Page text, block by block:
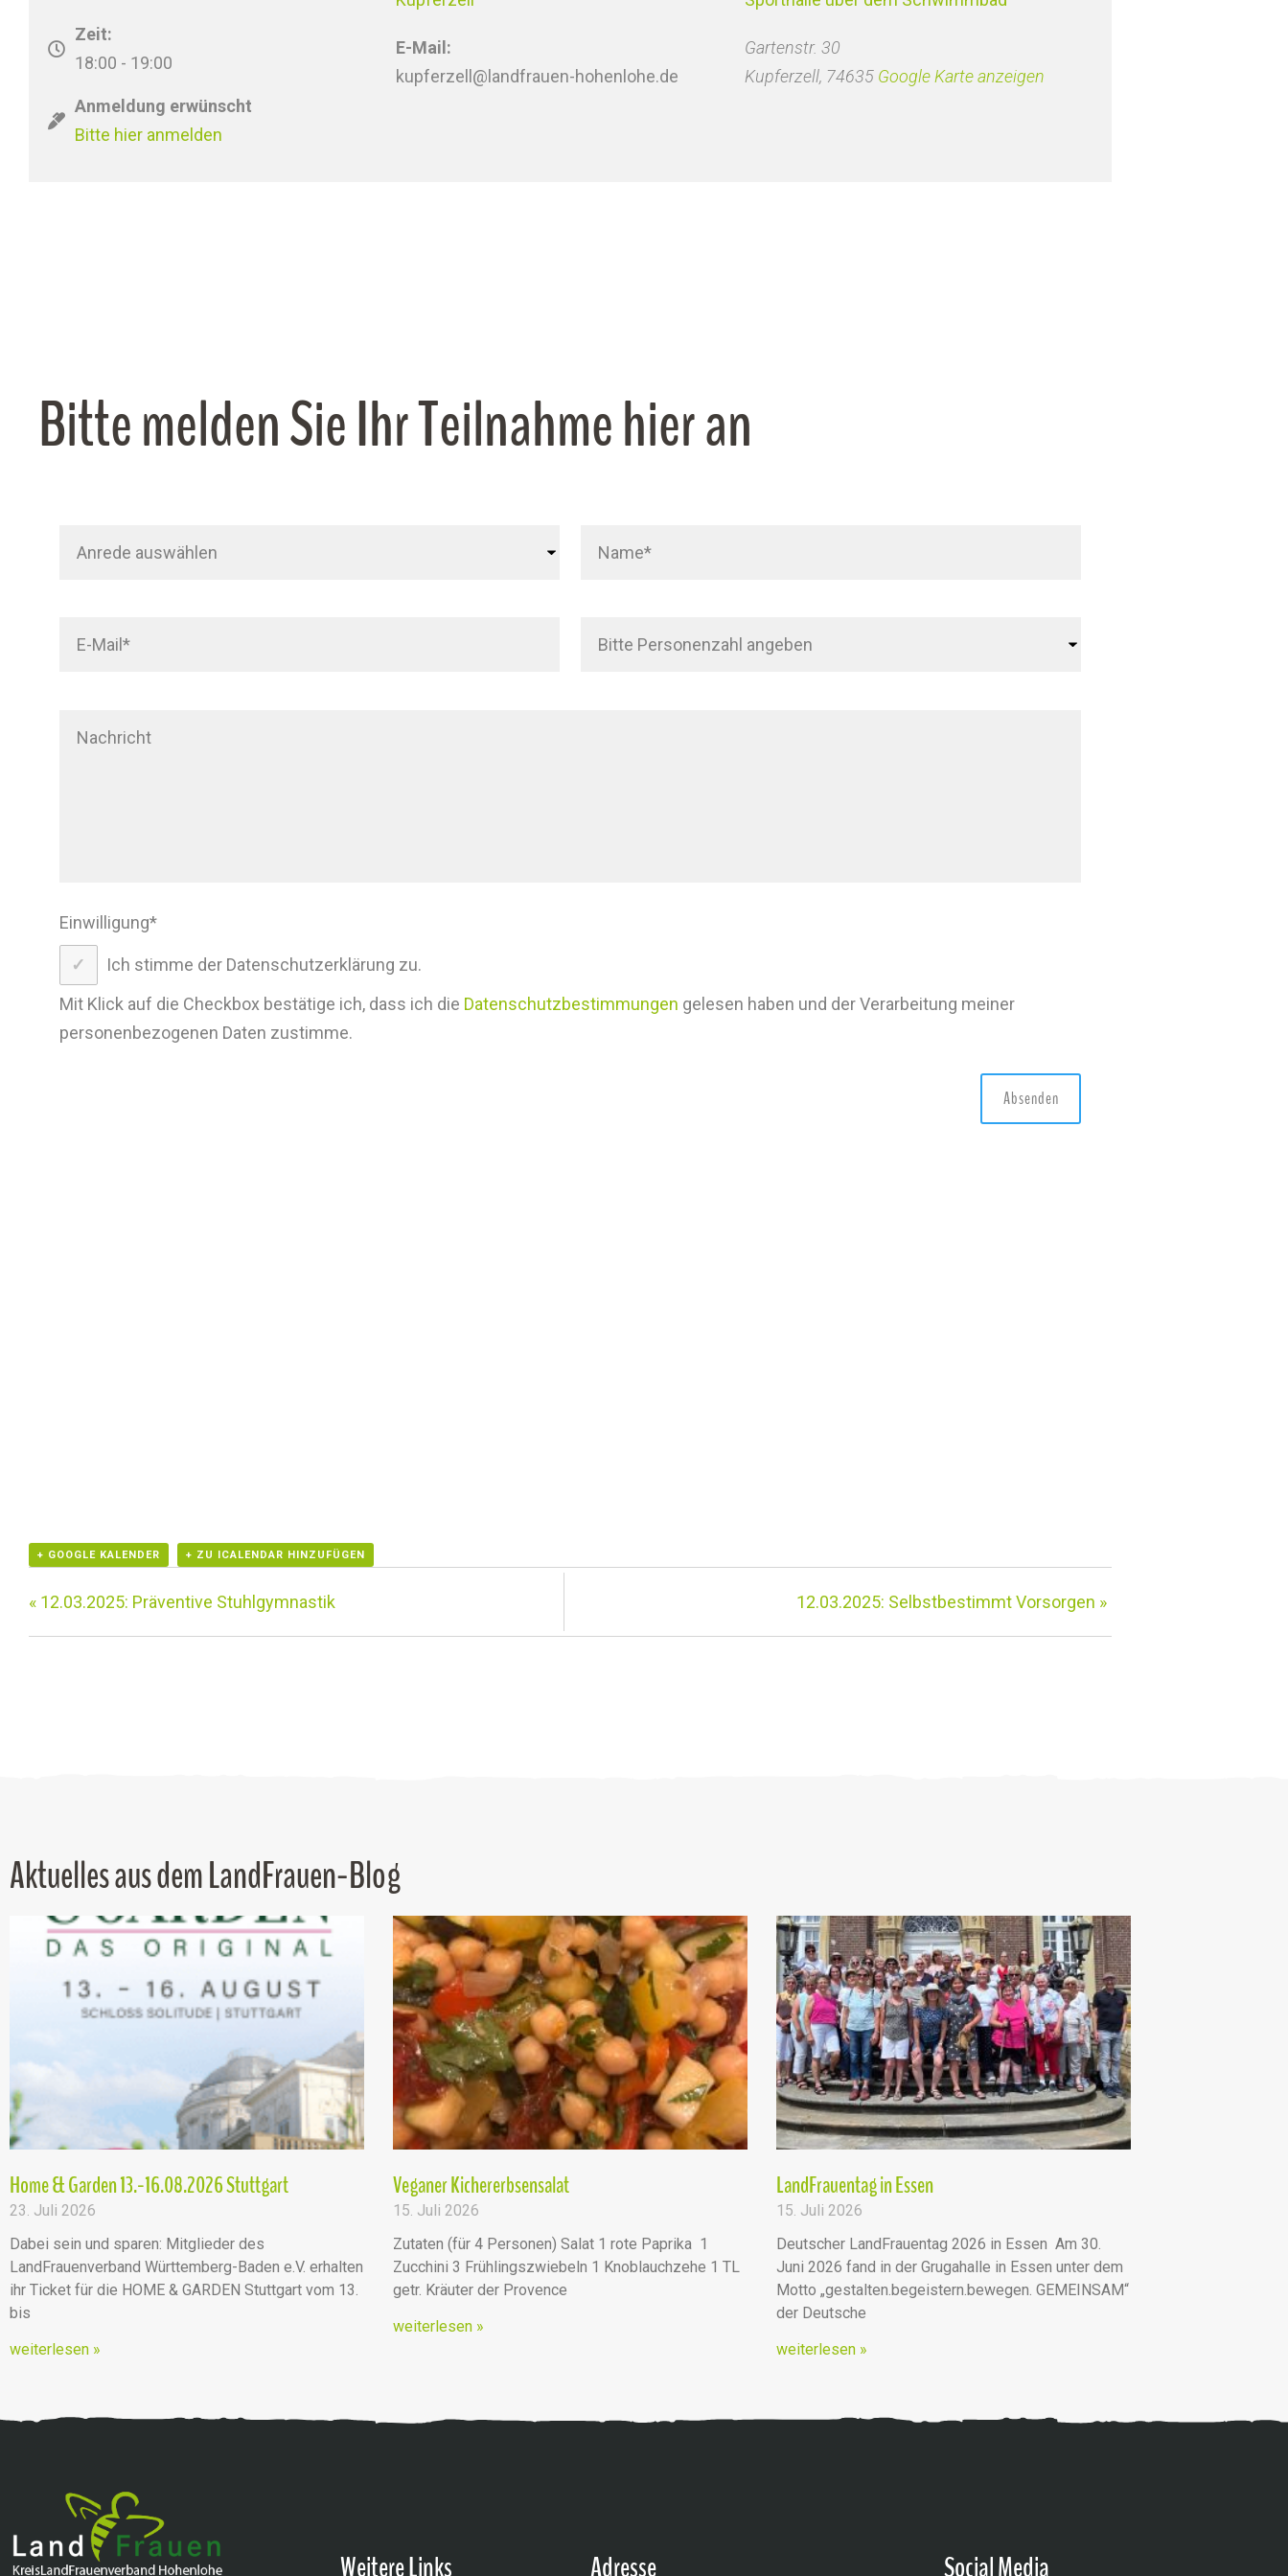
Zeit:
18:00 - 19:00
Anmeldung erwünscht
Bitte hier anmelden
E-Mail:
kupferzell@landfrauen-hohenlohe.de
Gartenstr. 30
Kupferzell, 74635 Google Karte anzeigen
Bitte melden Sie Ihr Teilnahme hier an
Einwilligung*
Ich stimme der Datenschutzerklärung zu.
Mit Klick auf die Checkbox bestätige ich, dass ich die Datenschutzbestimmungen gelesen haben und der Verarbeitung meiner
personenbezogenen Daten zustimme.
+ GOOGLE KALENDER + ZU ICALENDAR HINZUFÜGEN
« 12.03.2025: Präventive Stuhlgymnastik 12.03.2025: Selbstbestimmt Vorsorgen »
Aktuelles aus dem LandFrauen-Blog
Home & Garden 13.-16.08.2026 Stuttgart
23. Juli 2026
Dabei sein und sparen: Mitglieder des
LandFrauenverband Württemberg-Baden e.V. erhalten
ihr Ticket für die HOME & GARDEN Stuttgart vom 13.
bis
weiterlesen »
Veganer Kichererbsensalat
15. Juli 2026
Zutaten (für 4 Personen) Salat 1 rote Paprika 1
Zucchini 3 Frühlingszwiebeln 1 Knoblauchzehe 1 TL
getr. Kräuter der Provence
weiterlesen »
LandFrauentag in Essen
15. Juli 2026
Deutscher LandFrauentag 2026 in Essen Am 30.
Juni 2026 fand in der Grugahalle in Essen unter dem
Motto „gestalten.begeistern.bewegen. GEMEINSAM“
der Deutsche
weiterlesen »
Weitere Links Adresse Social Media